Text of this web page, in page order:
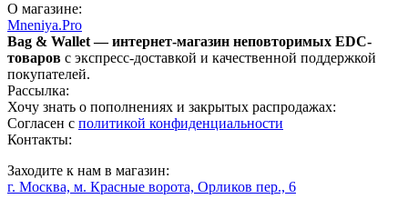
О магазине:
Mneniya.Pro
Bag & Wallet — интернет-магазин неповторимых EDC-
товаров с экспресс-доставкой и качественной поддержкой
покупателей.
Рассылка:
Хочу знать о пополнениях и закрытых распродажах:
Согласен с политикой конфиденциальности
Контакты:
Заходите к нам в магазин:
г. Москва, м. Красные ворота, Орликов пер., 6